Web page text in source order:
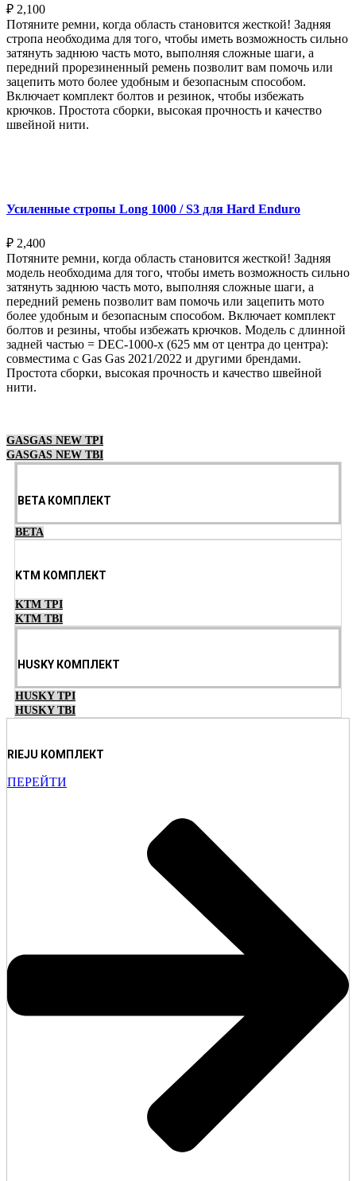
₽ 2,100
Потяните ремни, когда область становится жесткой! Задняя
стропа необходима для того, чтобы иметь возможность сильно
затянуть заднюю часть мото, выполняя сложные шаги, а
передний прорезиненный ремень позволит вам помочь или
зацепить мото более удобным и безопасным способом.
Включает комплект болтов и резинок, чтобы избежать
крючков. Простота сборки, высокая прочность и качество
швейной нити.
Усиленные стропы Long 1000 / S3 для Hard Enduro
₽ 2,400
Потяните ремни, когда область становится жесткой! Задняя
модель необходима для того, чтобы иметь возможность сильно
затянуть заднюю часть мото, выполняя сложные шаги, а
передний ремень позволит вам помочь или зацепить мото
более удобным и безопасным способом. Включает комплект
болтов и резины, чтобы избежать крючков. Модель с длинной
задней частью = DEC-1000-x (625 мм от центра до центра):
совместима с Gas Gas 2021/2022 и другими брендами.
Простота сборки, высокая прочность и качество швейной
нити.
GASGAS NEW TPI
GASGAS NEW TBI
BETA КОМПЛЕКТ
BETA
KTM КОМПЛЕКТ
KTM TPI
KTM TBI
HUSKY КОМПЛЕКТ
HUSKY TPI
HUSKY TBI
RIEJU КОМПЛЕКТ
ПЕРЕЙТИ